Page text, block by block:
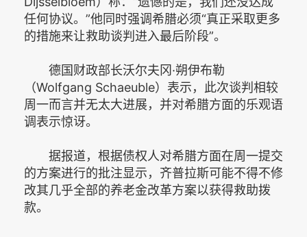
任何协议。”他同时强调希腊必须“真正采取更多
的措施来让救助谈判进入最后阶段”。
德国财政部长沃尔夫冈·朔伊布勒
（Wolfgang Schaeuble）表示，此次谈判相较
周一而言并无太大进展，并对希腊方面的乐观语
调表示惊讶。
据报道，根据债权人对希腊方面在周一提交
的方案进行的批注显示，齐普拉斯可能不得不修
改其几乎全部的养老金改革方案以获得救助拨
款。